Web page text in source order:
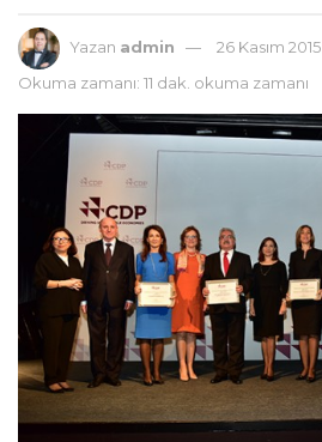
Yazan admin
26 Kasım 2015
Okuma zamanı: 11 dak. okuma zamanı